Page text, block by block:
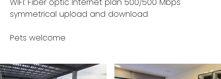
symmetrical upload and download
Pets welcome